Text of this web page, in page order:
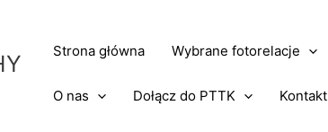
Strona główna Wybrane fotorelacje
O nas Dołącz do PTTK Kontakt